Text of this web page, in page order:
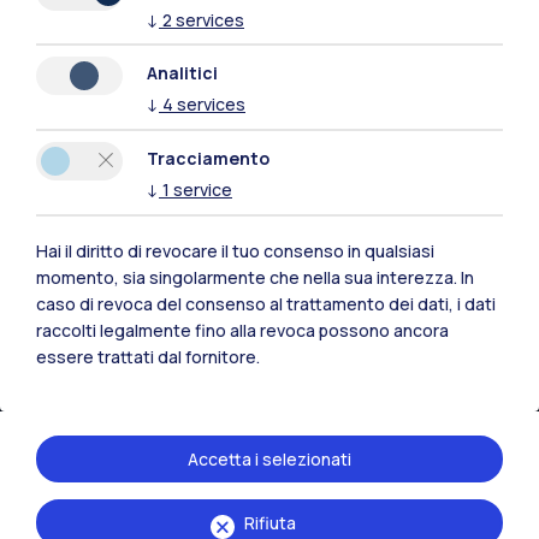
Naviga il sito
Contattaci
↓ 2 services
Analitici
↓ 4 services
Tracciamento
↓ 1 service
Hai il diritto di revocare il tuo consenso in qualsiasi
momento, sia singolarmente che nella sua interezza. In
caso di revoca del consenso al trattamento dei dati, i dati
raccolti legalmente fino alla revoca possono ancora
essere trattati dal fornitore.
Rifiuta
Accetta i selezionati